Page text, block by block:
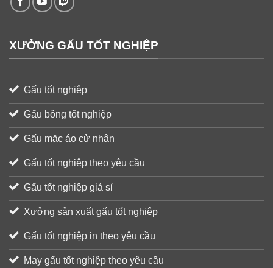
XƯỞNG GẤU TỐT NGHIỆP
Gấu tốt nghiệp
Gấu bông tốt nghiệp
Gấu mặc áo cử nhân
Gấu tốt nghiệp theo yêu cầu
Gấu tốt nghiệp giá sỉ
Xưởng sản xuất gấu tốt nghiệp
Gấu tốt nghiệp in theo yêu cầu
May gấu tốt nghiệp theo yêu cầu